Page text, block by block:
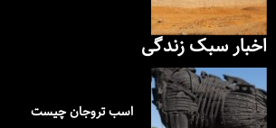
اخبار سبک زندگی
اسب تروجان چیست